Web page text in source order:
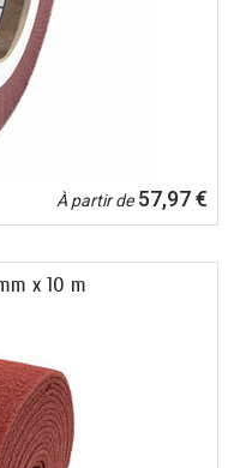
À partir de57,97 €
x 10 m